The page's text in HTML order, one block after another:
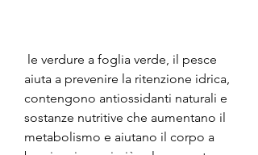
aiuta a prevenire la ritenzione idrica,
contengono antiossidanti naturali e
sostanze nutritive che aumentano il
metabolismo e aiutano il corpo a